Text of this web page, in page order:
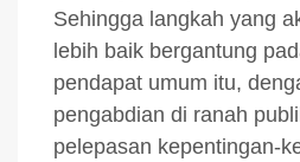
Sehingga langkah yang
lebih baik bergantung
pendapat umum itu,
pengabdian di ranah
pelepasan kepentingan-